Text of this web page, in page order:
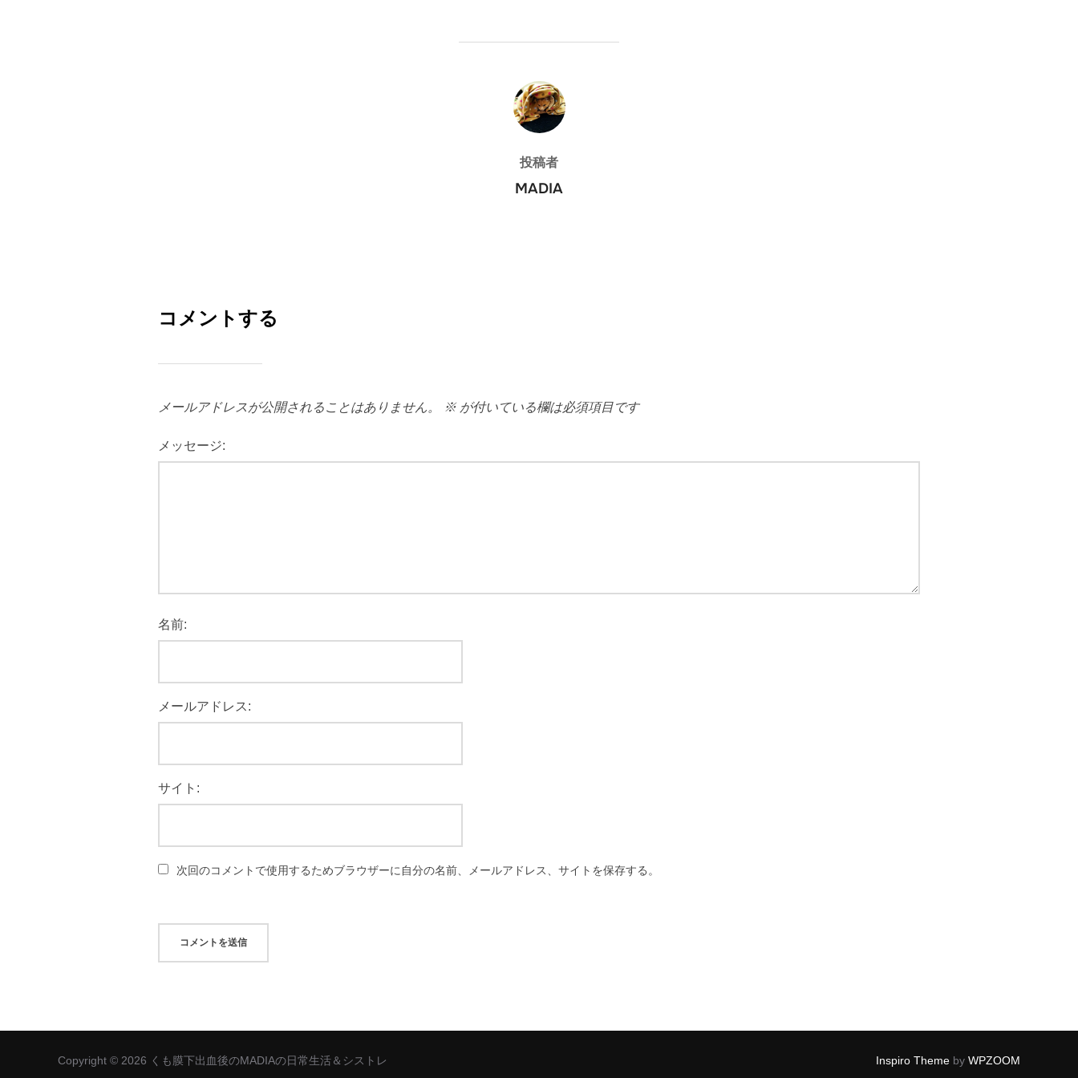
投稿者
投稿者
MADIA
コメントする
メールアドレスが公開されることはありません。 ※ が付いている欄は必須項目です
メッセージ:
名前:
メールアドレス:
サイト:
次回のコメントで使用するためブラウザーに自分の名前、メールアドレス、サイトを保存する。
Copyright © 2026 くも膜下出血後のMADIAの日常生活＆シストレ Inspiro Theme by WPZOOM